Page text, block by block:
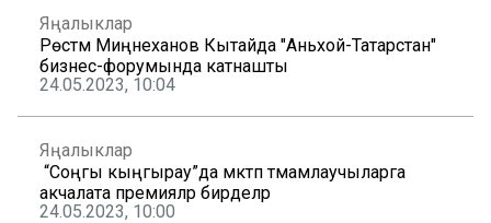
Яңалыклар
Рөстәм Миңнеханов Кытайда "Аньхой-Татарстан"
бизнес-форумында катнашты
24.05.2023, 10:04
Яңалыклар
“Соңгы кыңгырау”да мәктәп тәмамлаучыларга
акчалата премияләр бирделәр
24.05.2023, 10:00